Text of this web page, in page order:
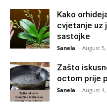
Kako
cvjetanje uz
sastojke
Sanela - August 5,
Zašto
octom prije
Sanela - August 4,